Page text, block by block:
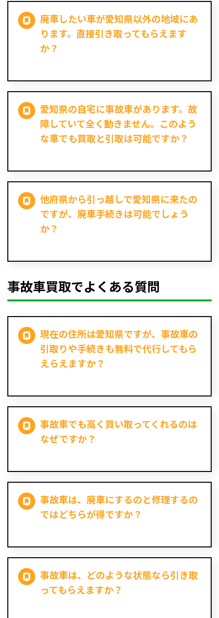
廃車したい車が愛知県以外の地域にあ
ります。直接引き取ってもらえます
か？
愛知県の自宅に事故車があります。故
障していて全く動きません。このよう
な車でも買取と引取は可能ですか？
他府県から引っ越しで愛知県に来たの
ですが、廃車手続きは可能でしょう
か？
事故車買取でよくある質問
現在の住所は愛知県ですが、事故車の
引取りや手続きも無料で代行してもら
えらえますか？
事故車でも高く買い取ってくれるのは
なぜですか？
事故車は、廃車にするのと修理するの
ではどちらが得ですか？
事故車は、どのような状態なら引き取
ってもらえますか？